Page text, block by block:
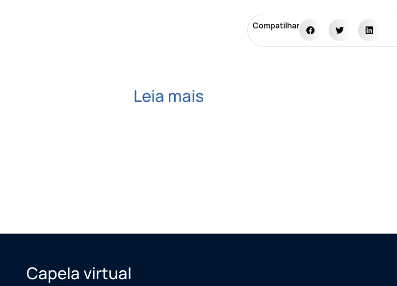
Compatilhar
Leia mais
Capela virtual